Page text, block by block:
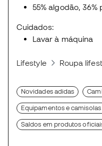
55% algodão, 36%
Cuidados:
Lavar à máquina
Lifestyle Roupa
Novidades adidas
Equipamentos e
Saldos em produtos